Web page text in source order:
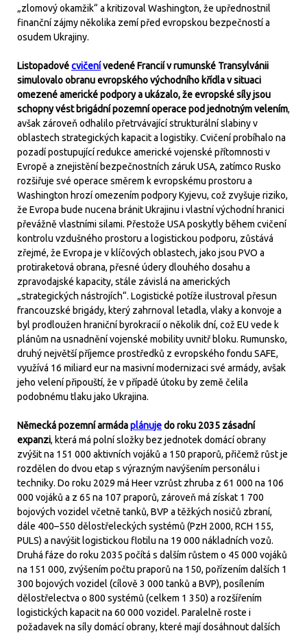
„zlomový okamžik“ a kritizoval Washington, že upřednostnil
finanční zájmy několika zemí před evropskou bezpečností a
osudem Ukrajiny.
Listopadovécvičenívedené Francií v rumunské Transylvánii
simulovalo obranu evropského východního křídla v situaci
omezené americké podpory a ukázalo, že evropské síly jsou
schopny vést brigádní pozemní operace pod jednotným velením,
avšak zároveň odhalilo přetrvávající strukturální slabiny v
oblastech strategických kapacit a logistiky. Cvičení probíhalo na
pozadí postupující redukce americké vojenské přítomnosti v
Evropě a znejistění bezpečnostních záruk USA, zatímco Rusko
rozšiřuje své operace směrem k evropskému prostoru a
Washington hrozí omezením podpory Kyjevu, což zvyšuje riziko,
že Evropa bude nucena bránit Ukrajinu i vlastní východní hranici
převážně vlastními silami. Přestože USA poskytly během cvičení
kontrolu vzdušného prostoru a logistickou podporu, zůstává
zřejmé, že Evropa je v klíčových oblastech, jako jsou PVO a
protiraketová obrana, přesné údery dlouhého dosahu a
zpravodajské kapacity, stále závislá na amerických
„strategických nástrojích“. Logistické potíže ilustroval přesun
francouzské brigády, který zahrnoval letadla, vlaky a konvoje a
byl prodloužen hraniční byrokracií o několik dní, což EU vede k
plánům na usnadnění vojenské mobility uvnitř bloku. Rumunsko,
druhý největší příjemce prostředků z evropského fondu SAFE,
využívá 16 miliard eur na masivní modernizaci své armády, avšak
jeho velení připouští, že v případě útoku by země čelila
podobnému tlaku jako Ukrajina.
Německá pozemní armádaplánujedo roku 2035 zásadní
expanzi, která má polní složky bez jednotek domácí obrany
zvýšit na 151 000 aktivních vojáků a 150 praporů, přičemž růst je
rozdělen do dvou etap s výrazným navýšením personálu i
techniky. Do roku 2029 má Heer vzrůst zhruba z 61 000 na 106
000 vojáků a z 65 na 107 praporů, zároveň má získat 1 700
bojových vozidel včetně tanků, BVP a těžkých nosičů zbraní,
dále 400–550 dělostřeleckých systémů (PzH 2000, RCH 155,
PULS) a navýšit logistickou flotilu na 19 000 nákladních vozů.
Druhá fáze do roku 2035 počítá s dalším růstem o 45 000 vojáků
na 151 000, zvýšením počtu praporů na 150, pořízením dalších 1
300 bojových vozidel (cílově 3 000 tanků a BVP), posílením
dělostřelectva o 800 systémů (celkem 1 350) a rozšířením
logistických kapacit na 60 000 vozidel. Paralelně roste i
požadavek na síly domácí obrany, které mají dosáhnout dalších